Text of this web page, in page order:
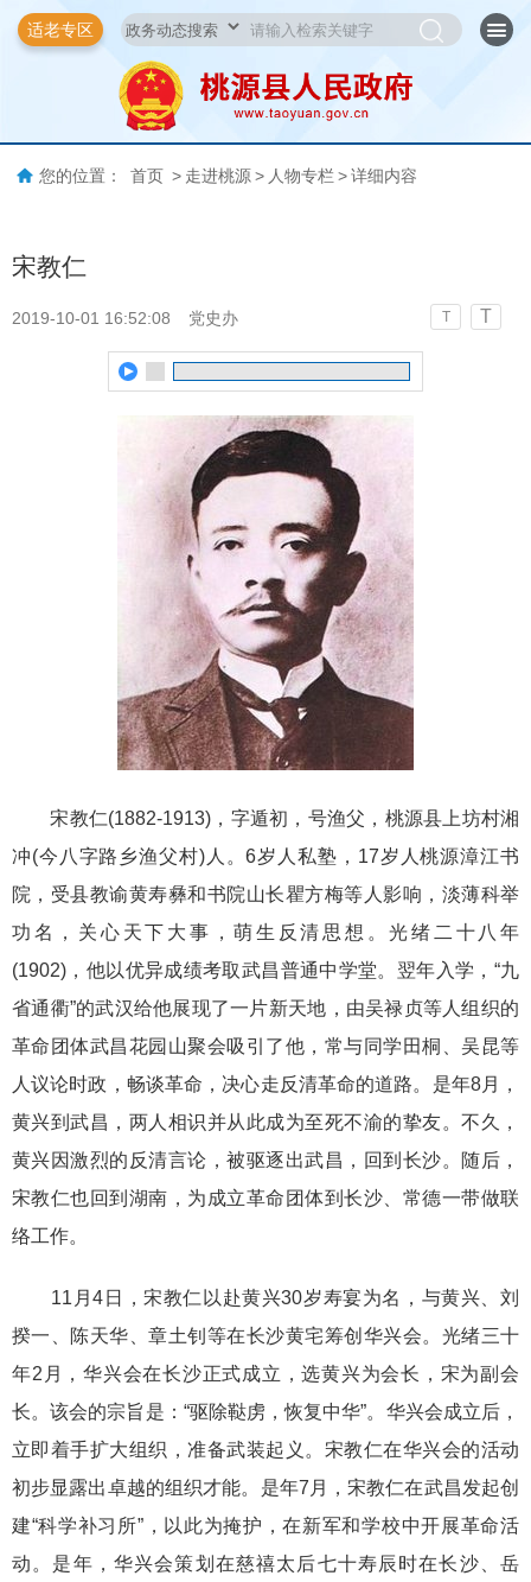
适老专区
您的位置： 首页 > 走进桃源 > 人物专栏 > 详细内容
宋教仁
2019-10-01 16:52:08 党史办 T T
宋教仁(1882-1913)，字遁初，号渔父，桃源县上坊村湘
冲(今八字路乡渔父村)人。6岁人私塾，17岁人桃源漳江书
院，受县教谕黄寿彝和书院山长瞿方梅等人影响，淡薄科举
功名，关心天下大事，萌生反清思想。光绪二十八年
(1902)，他以优异成绩考取武昌普通中学堂。翌年入学，“九
省通衢”的武汉给他展现了一片新天地，由吴禄贞等人组织的
革命团体武昌花园山聚会吸引了他，常与同学田桐、吴昆等
人议论时政，畅谈革命，决心走反清革命的道路。是年8月，
黄兴到武昌，两人相识并从此成为至死不渝的挚友。不久，
黄兴因激烈的反清言论，被驱逐出武昌，回到长沙。随后，
宋教仁也回到湖南，为成立革命团体到长沙、常德一带做联
络工作。
11月4日，宋教仁以赴黄兴30岁寿宴为名，与黄兴、刘
揆一、陈天华、章土钊等在长沙黄宅筹创华兴会。光绪三十
年2月，华兴会在长沙正式成立，选黄兴为会长，宋为副会
长。该会的宗旨是：“驱除鞑虏，恢复中华”。华兴会成立后，
立即着手扩大组织，准备武装起义。宋教仁在华兴会的活动
初步显露出卓越的组织才能。是年7月，宋教仁在武昌发起创
建“科学补习所”，以此为掩护，在新军和学校中开展革命活
动。是年，华兴会策划在慈禧太后七十寿辰时在长沙、岳